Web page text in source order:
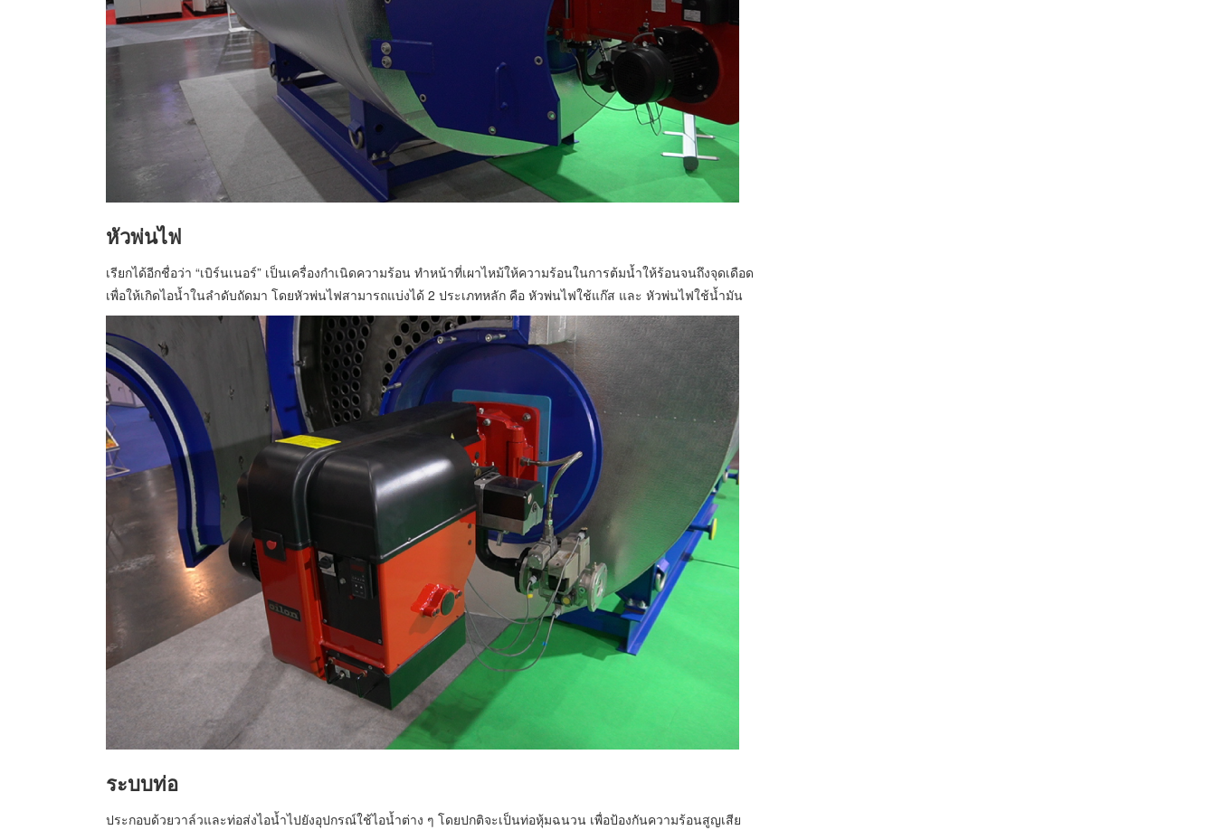
หัวพ่นไฟ
เรียกได้อีกชื่อว่า “เบิร์นเนอร์” เป็นเครื่องกำเนิดความร้อน ทำหน้าที่เผาไหม้ให้ความร้อนในการต้มน้ำให้ร้อนจนถึงจุดเดือด
เพื่อให้เกิดไอน้ำในลำดับถัดมา โดยหัวพ่นไฟสามารถแบ่งได้ 2 ประเภทหลัก คือ หัวพ่นไฟใช้แก๊ส และ หัวพ่นไฟใช้น้ำมัน
ระบบท่อ
ประกอบด้วยวาล์วและท่อส่งไอน้ำไปยังอุปกรณ์ใช้ไอน้ำต่าง ๆ โดยปกติจะเป็นท่อหุ้มฉนวน เพื่อป้องกันความร้อนสูญเสีย